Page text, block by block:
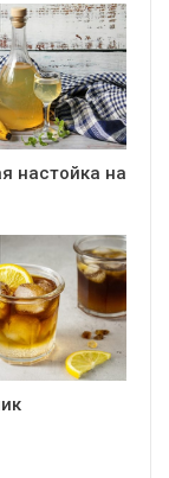
настойка на